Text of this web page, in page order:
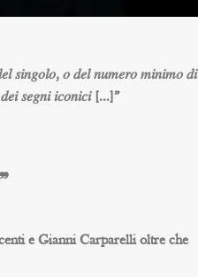
𝑑𝑒𝑙 𝑠𝑖𝑛𝑔𝑜𝑙𝑜, 𝑜 𝑑𝑒𝑙 𝑛𝑢𝑚𝑒𝑟𝑜 𝑚𝑖𝑛𝑖𝑚𝑜 𝑑𝑖
𝑑𝑒𝑖 𝑠𝑒𝑔𝑛𝑖 𝑖𝑐𝑜𝑛𝑖𝑐𝑖 […]”
e Gianni Carparelli oltre che